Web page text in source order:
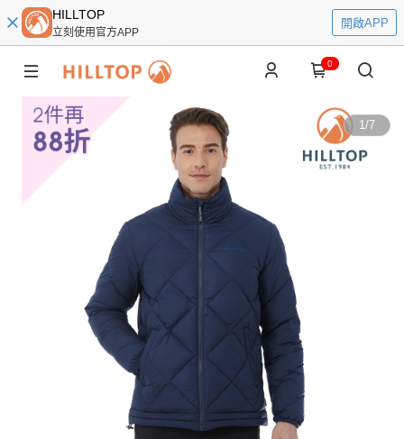
HILLTOP
立刻使用官方APP
開啟APP
0
1/7